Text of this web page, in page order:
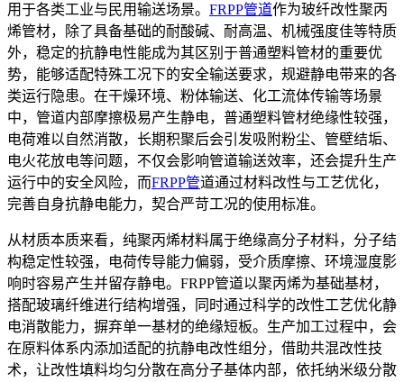
用于各类工业与民用输送场景。 FRPP管道作为玻纤改性聚丙
烯管材，除了具备基础的耐酸碱、耐高温、机械强度佳等特质
外，稳定的抗静电性能成为其区别于普通塑料管材的重要优
势，能够适配特殊工况下的安全输送要求，规避静电带来的各
类运行隐患。在干燥环境、粉体输送、化工流体传输等场景
中，管道内部摩擦极易产生静电，普通塑料管材绝缘性较强，
电荷难以自然消散，长期积聚后会引发吸附粉尘、管壁结垢、
电火花放电等问题，不仅会影响管道输送效率，还会提升生产
运行中的安全风险，而FRPP管道通过材料改性与工艺优化，
完善自身抗静电能力，契合严苛工况的使用标准。
从材质本质来看，纯聚丙烯材料属于绝缘高分子材料，分子结
构稳定性较强，电荷传导能力偏弱，受介质摩擦、环境湿度影
响时容易产生并留存静电。FRPP管道以聚丙烯为基础基材，
搭配玻璃纤维进行结构增强，同时通过科学的改性工艺优化静
电消散能力，摒弃单一基材的绝缘短板。生产加工过程中，会
在原料体系内添加适配的抗静电改性组分，借助共混改性技
术，让改性填料均匀分散在高分子基体内部，依托纳米级分散